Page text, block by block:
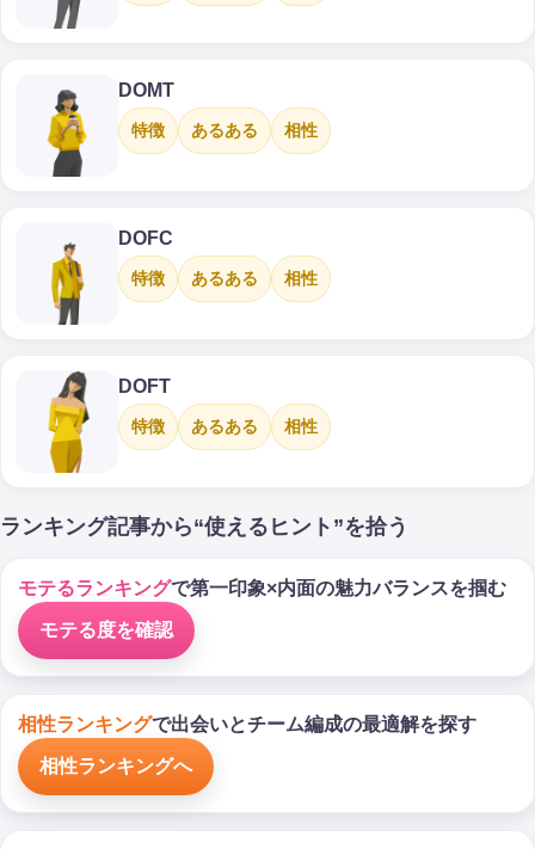
DOMT
特徴 あるある 相性
DOFC
特徴 あるある 相性
DOFT
特徴 あるある 相性
ランキング記事から“使えるヒント”を拾う
モテるランキングで第一印象×内面の魅力バランスを掴む
モテる度を確認
相性ランキングで出会いとチーム編成の最適解を探す
相性ランキングへ